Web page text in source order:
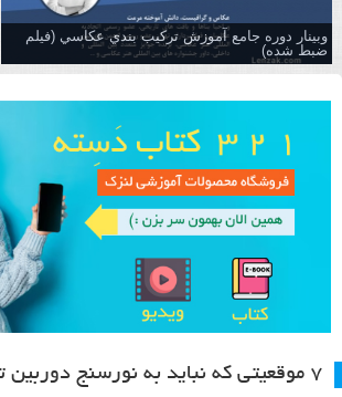
وبینار دوره جامع آموزش تركيب بندي عكاسي (فیلم
ضبط شده)
۷ موقعیتی که نباید به نورسنج دوربین توجه کنید